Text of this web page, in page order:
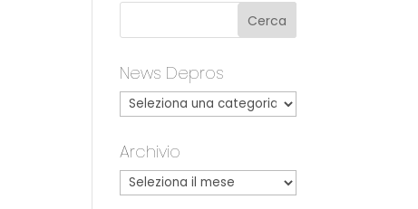
News Depros
Archivio